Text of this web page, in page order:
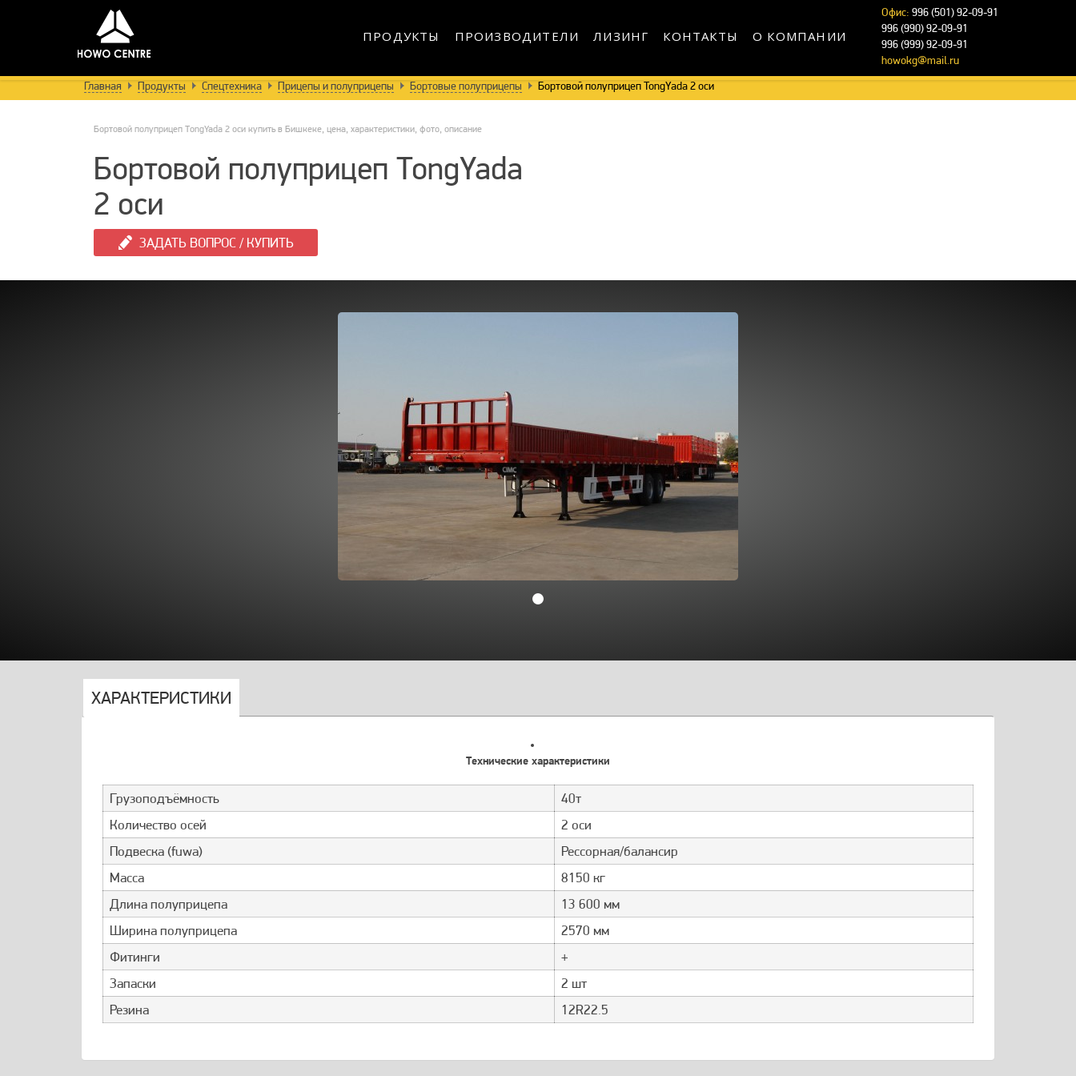
Офис: 996 (501) 92-09-91
996 (990) 92-09-91
996 (999) 92-09-91
howokg@mail.ru
ПРОДУКТЫ ПРОИЗВОДИТЕЛИ ЛИЗИНГ КОНТАКТЫ О КОМПАНИИ
Главная Продукты Спецтехника Прицепы и полуприцепы Бортовые полуприцепы Бортовой полуприцеп TongYada 2 оси
Бортовой полуприцеп TongYada 2 оси купить в Бишкеке, цена, характеристики, фото, описание
Бортовой полуприцеп TongYada
2 оси
ЗАДАТЬ ВОПРОС / КУПИТЬ
ХАРАКТЕРИСТИКИ
Технические характеристики
Грузоподъёмность
40т
Количество осей
2 оси
Подвеска (fuwa)
Рессорная/балансир
Масса
8150 кг
Длина полуприцепа
13 600 мм
Ширина полуприцепа
2570 мм
Фитинги
+
Запаски
2 шт
Резина
12R22.5